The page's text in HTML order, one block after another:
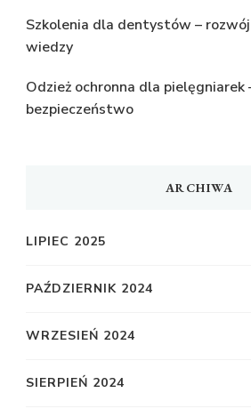
Szkolenia dla dentystów –
wiedzy
Odzież ochronna dla pielęgniarek
bezpieczeństwo
ARCHIWA
LIPIEC 2025
PAŹDZIERNIK 2024
WRZESIEŃ 2024
SIERPIEŃ 2024